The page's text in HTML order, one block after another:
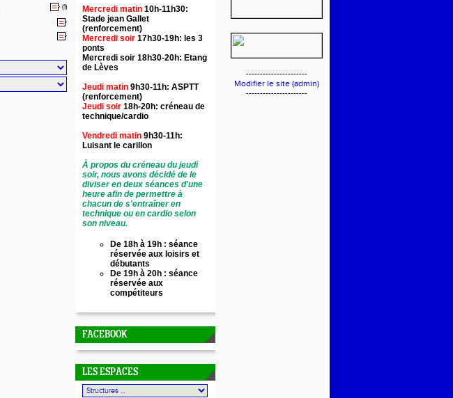
(1)
Mercredi matin 10h-11h30:
Stade jean Gallet
(renforcement)
Mercredi soir 17h30-19h: les 3
ponts
Mercredi soir 18h30-20h: Etang
de Lèves
Jeudi matin 9h30-11h: ASPTT
(renforcement)
Jeudi soir 18h-20h: créneau de
technique/cardio
Vendredi matin 9h30-11h:
Luisant le carillon
À propos du créneau du jeudi
soir, nous avons décidé de le
diviser en deux séances d'une
heure afin de permettre à
chacun de s'entraîner en
technique ou en cardio selon
son niveau.
De 18h à 19h : séance
réservée aux loisirs et
débutants
De 19h à 20h : séance
réservée aux
compétiteurs
FACEBOOK
LES ESPACES
----------------------
Modifier le site (admin)
----------------------